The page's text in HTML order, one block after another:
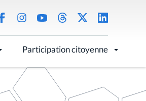
Participation citoyenne